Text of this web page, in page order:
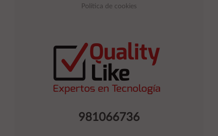
981066736
Política de cookies